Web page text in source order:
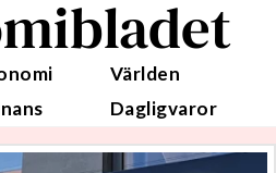
Världen
Dagligvaror